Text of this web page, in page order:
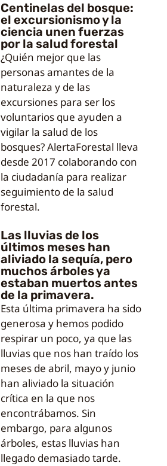
Centinelas del bosque:
el excursionismo y la
ciencia unen fuerzas
por la salud forestal
¿Quién mejor que las
personas amantes de la
naturaleza y de las
excursiones para ser los
voluntarios que ayuden a
vigilar la salud de los
bosques? AlertaForestal lleva
desde 2017 colaborando con
la ciudadanía para realizar
seguimiento de la salud
forestal.
Las lluvias de los
últimos meses han
aliviado la sequía, pero
muchos árboles ya
estaban muertos antes
de la primavera.
Esta última primavera ha sido
generosa y hemos podido
respirar un poco, ya que las
lluvias que nos han traído los
meses de abril, mayo y junio
han aliviado la situación
crítica en la que nos
encontrábamos. Sin
embargo, para algunos
árboles, estas lluvias han
llegado demasiado tarde.